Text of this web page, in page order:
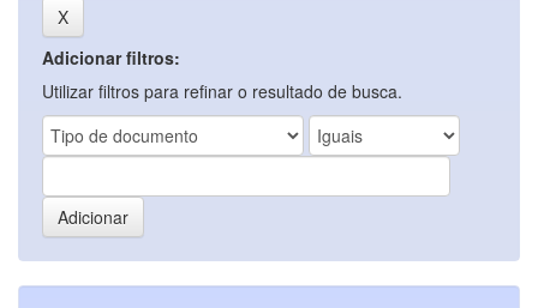
Adicionar filtros:
Utilizar filtros para refinar o resultado de busca.